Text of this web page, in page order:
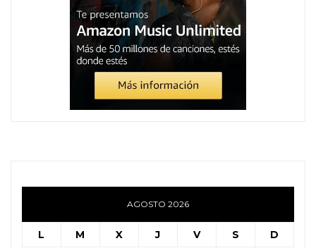
AGOSTO 2026
L M X J V S D